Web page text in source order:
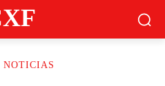
NOTICIAS